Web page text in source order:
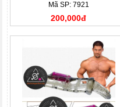
Mã SP: 7921
200,000đ